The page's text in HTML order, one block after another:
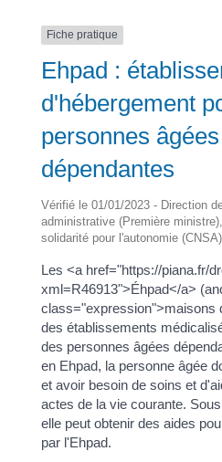
Fiche pratique
Ehpad :
d'hébergement
personnes âgées
dépendantes
Vérifié le 01/01/2023 - Direction
administrative (Première
solidarité pour l'autonomie (CNSA)
Les <a href="https://piana.fr/
xml=R46913">Éhpad</a>
class="expression">maisons
des établissements
des personnes âgées
en Ehpad, la personne âgée
et avoir besoin de soins et
actes de la vie courante.
elle peut obtenir des aides
par l'Ehpad.